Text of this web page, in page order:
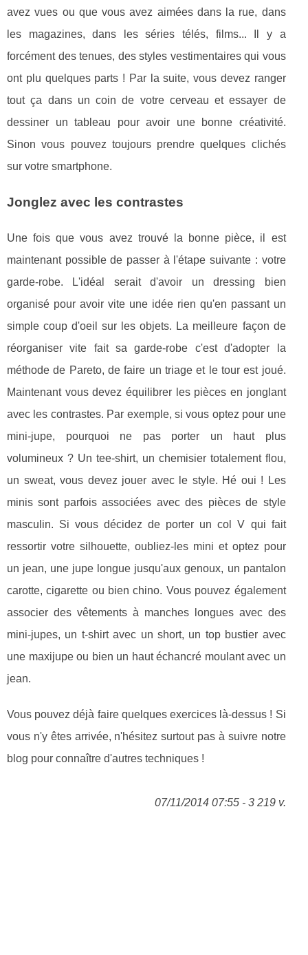
avez vues ou que vous avez aimées dans la rue, dans
les magazines, dans les séries télés, films... Il y a
forcément des tenues, des styles vestimentaires qui vous
ont plu quelques parts ! Par la suite, vous devez ranger
tout ça dans un coin de votre cerveau et essayer de
dessiner un tableau pour avoir une bonne créativité.
Sinon vous pouvez toujours prendre quelques clichés
sur votre smartphone.
Jonglez avec les contrastes
Une fois que vous avez trouvé la bonne pièce, il est
maintenant possible de passer à l'étape suivante : votre
garde-robe. L'idéal serait d'avoir un dressing bien
organisé pour avoir vite une idée rien qu'en passant un
simple coup d'oeil sur les objets. La meilleure façon de
réorganiser vite fait sa garde-robe c'est d'adopter la
méthode de Pareto, de faire un triage et le tour est joué.
Maintenant vous devez équilibrer les pièces en jonglant
avec les contrastes. Par exemple, si vous optez pour une
mini-jupe, pourquoi ne pas porter un haut plus
volumineux ? Un tee-shirt, un chemisier totalement flou,
un sweat, vous devez jouer avec le style. Hé oui ! Les
minis sont parfois associées avec des pièces de style
masculin. Si vous décidez de porter un col V qui fait
ressortir votre silhouette, oubliez-les mini et optez pour
un jean, une jupe longue jusqu'aux genoux, un pantalon
carotte, cigarette ou bien chino. Vous pouvez également
associer des vêtements à manches longues avec des
mini-jupes, un t-shirt avec un short, un top bustier avec
une maxijupe ou bien un haut échancré moulant avec un
jean.
Vous pouvez déjà faire quelques exercices là-dessus ! Si
vous n'y êtes arrivée, n'hésitez surtout pas à suivre notre
blog pour connaître d'autres techniques !
07/11/2014 07:55 - 3 219 v.